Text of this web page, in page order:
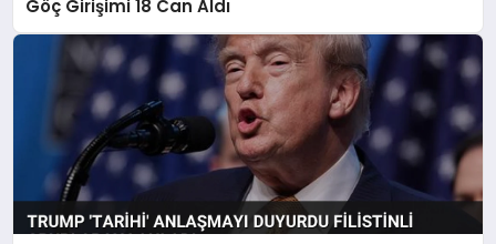
Göç Girişimi 18 Can Aldı